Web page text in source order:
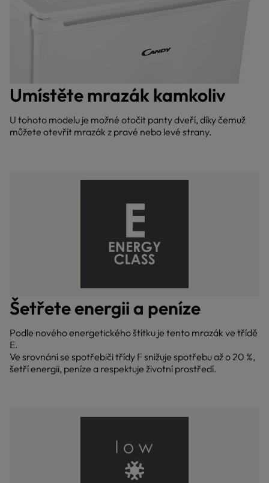
Umístěte mrazák kamkoliv
U tohoto modelu je možné otočit panty dveří, díky čemuž
můžete otevřít mrazák z pravé nebo levé strany.
Šetřete energii a peníze
Podle nového energetického štítku je tento mrazák ve třídě
E.
Ve srovnání se spotřebiči třídy F snižuje spotřebu až o 20 %,
šetří energii, peníze a respektuje životní prostředí.